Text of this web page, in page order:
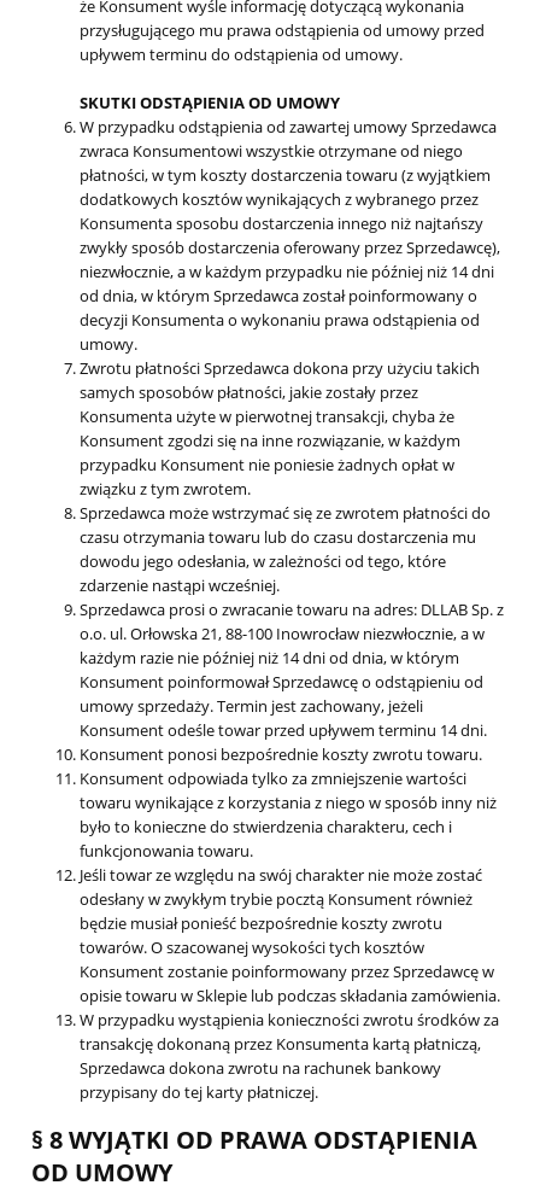
że Konsument wyśle informację dotyczącą wykonania
przysługującego mu prawa odstąpienia od umowy przed
upływem terminu do odstąpienia od umowy.
SKUTKI ODSTĄPIENIA OD UMOWY
W przypadku odstąpienia od zawartej umowy Sprzedawca
zwraca Konsumentowi wszystkie otrzymane od niego
płatności, w tym koszty dostarczenia towaru (z wyjątkiem
dodatkowych kosztów wynikających z wybranego przez
Konsumenta sposobu dostarczenia innego niż najtańszy
zwykły sposób dostarczenia oferowany przez Sprzedawcę),
niezwłocznie, a w każdym przypadku nie później niż 14 dni
od dnia, w którym Sprzedawca został poinformowany o
decyzji Konsumenta o wykonaniu prawa odstąpienia od
umowy.
Zwrotu płatności Sprzedawca dokona przy użyciu takich
samych sposobów płatności, jakie zostały przez
Konsumenta użyte w pierwotnej transakcji, chyba że
Konsument zgodzi się na inne rozwiązanie, w każdym
przypadku Konsument nie poniesie żadnych opłat w
związku z tym zwrotem.
Sprzedawca może wstrzymać się ze zwrotem płatności do
czasu otrzymania towaru lub do czasu dostarczenia mu
dowodu jego odesłania, w zależności od tego, które
zdarzenie nastąpi wcześniej.
Sprzedawca prosi o zwracanie towaru na adres: DLLAB Sp. z
o.o. ul. Orłowska 21, 88-100 Inowrocław niezwłocznie, a w
każdym razie nie później niż 14 dni od dnia, w którym
Konsument poinformował Sprzedawcę o odstąpieniu od
umowy sprzedaży. Termin jest zachowany, jeżeli
Konsument odeśle towar przed upływem terminu 14 dni.
Konsument ponosi bezpośrednie koszty zwrotu towaru.
Konsument odpowiada tylko za zmniejszenie wartości
towaru wynikające z korzystania z niego w sposób inny niż
było to konieczne do stwierdzenia charakteru, cech i
funkcjonowania towaru.
Jeśli towar ze względu na swój charakter nie może zostać
odesłany w zwykłym trybie pocztą Konsument również
będzie musiał ponieść bezpośrednie koszty zwrotu
towarów. O szacowanej wysokości tych kosztów
Konsument zostanie poinformowany przez Sprzedawcę w
opisie towaru w Sklepie lub podczas składania zamówienia.
W przypadku wystąpienia konieczności zwrotu środków za
transakcję dokonaną przez Konsumenta kartą płatniczą,
Sprzedawca dokona zwrotu na rachunek bankowy
przypisany do tej karty płatniczej.
§ 8 WYJĄTKI OD PRAWA ODSTĄPIENIA
OD UMOWY